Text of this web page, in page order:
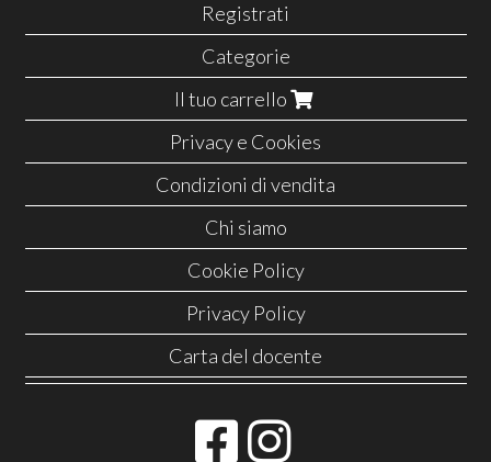
Registrati
Categorie
Il tuo carrello
Privacy e Cookies
Condizioni di vendita
Chi siamo
Cookie Policy
Privacy Policy
Carta del docente